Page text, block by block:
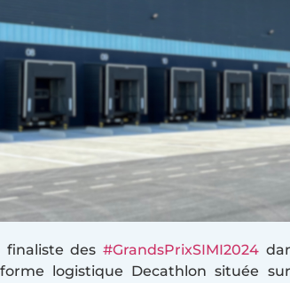
finaliste des#GrandsPrixSIMI2024
logistique Decathlon située